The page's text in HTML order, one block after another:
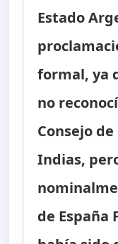
Estado
formal, ya
no
Consejo
Indias,
de España